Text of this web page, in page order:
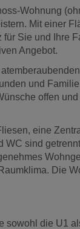
Wohnung
Mit einer
für Sie und Ihre
Angebot.
und
offen
eine
WC sind
Die
sowohl die U1